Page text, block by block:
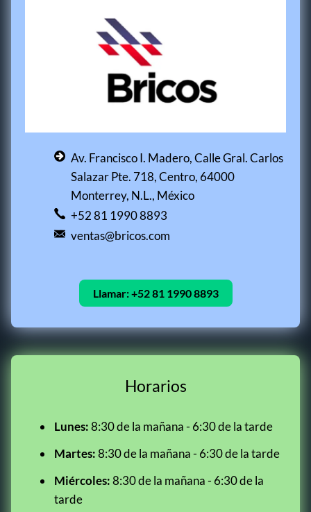
Av. Francisco I. Madero, Calle Gral. Carlos
Salazar Pte. 718, Centro, 64000
Monterrey, N.L., México
+52 81 1990 8893
ventas@bricos.com
Llamar:+52 81 1990 8893
Horarios
Lunes:8:30 de la mañana - 6:30 de la tarde
Martes:8:30 de la mañana - 6:30 de la tarde
Miércoles:8:30 de la mañana - 6:30 de la
tarde